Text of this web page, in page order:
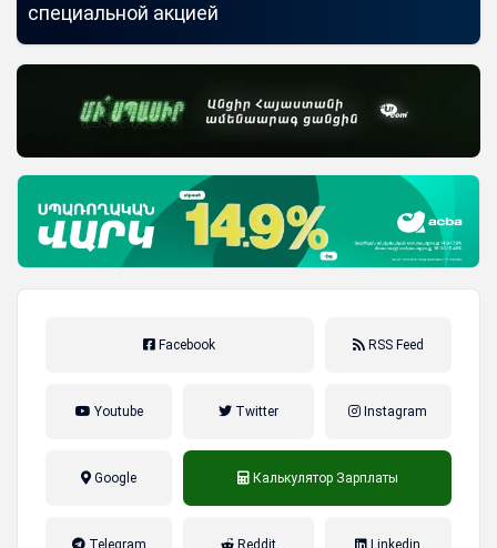
специальной акцией
Facebook RSS Feed
Youtube Twitter Instagram
Google Калькулятор Зарплаты